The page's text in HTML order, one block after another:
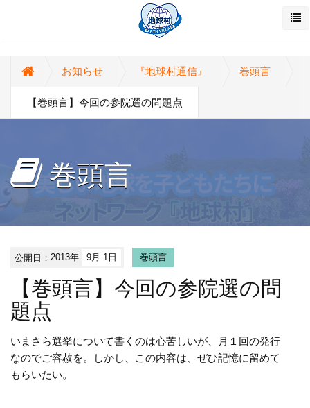
お知らせ 『地球村通信』 巻頭言
【巻頭言】今回の参院選の問題点
巻頭言
公開日：2013年 9月 1日 巻頭言
【巻頭言】今回の参院選の問
題点
いまさら選挙について書くのは心苦しいが、月１回の発行
なのでご容赦を。しかし、この内容は、ぜひ記憶に留めて
もらいたい。